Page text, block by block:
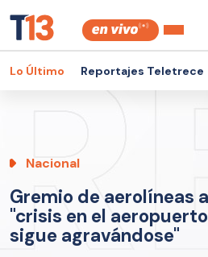
Lo Último Reportajes Teletrece
Nacional
Gremio de aerolíneas
"crisis en el
sigue agravándose"